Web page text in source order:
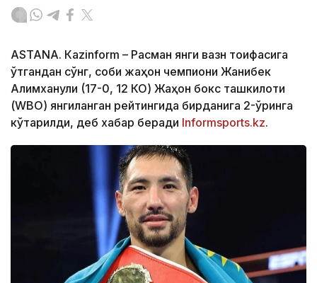
ASTANА. Кazinform – Расман янги вазн тоифасига
ўтгандан сўнг, собиқ жаҳон чемпиони Жанибек
Алимханули (17-0, 12 КО) Жаҳон бокс ташкилоти
(WBО) янгиланган рейтингида бирданига 2-ўринга
кўтарилди, деб хабар беради Informsports.kz.